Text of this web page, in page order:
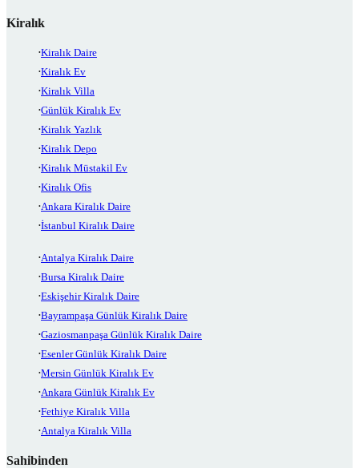
Kiralık
Kiralık Daire
Kiralık Ev
Kiralık Villa
Günlük Kiralık Ev
Kiralık Yazlık
Kiralık Depo
Kiralık Müstakil Ev
Kiralık Ofis
Ankara Kiralık Daire
İstanbul Kiralık Daire
Antalya Kiralık Daire
Bursa Kiralık Daire
Eskişehir Kiralık Daire
Bayrampaşa Günlük Kiralık Daire
Gaziosmanpaşa Günlük Kiralık Daire
Esenler Günlük Kiralık Daire
Mersin Günlük Kiralık Ev
Ankara Günlük Kiralık Ev
Fethiye Kiralık Villa
Antalya Kiralık Villa
Sahibinden